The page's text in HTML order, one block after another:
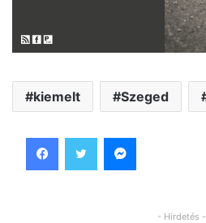
kiemelt Szeged
- Hirdetés -